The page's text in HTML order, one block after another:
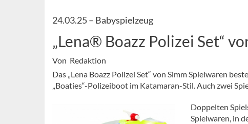
24.03.25 – Babyspielzeug
„Lena® Boazz Polizei Set“
Von Redaktion
Das „Lena Boazz Polizei Set“ von Simm Spielwaren
„Boaties“-Polizeiboot im Katamaran-Stil. Auch zwei
Doppelten
Spielwaren, in